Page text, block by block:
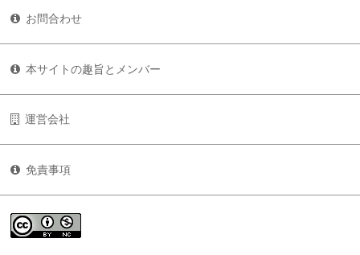
お問合わせ
本サイトの趣旨とメンバー
運営会社
免責事項